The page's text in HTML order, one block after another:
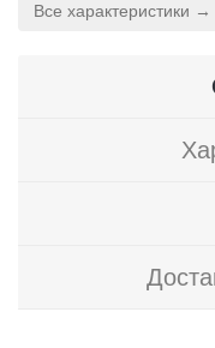
Все характеристики →